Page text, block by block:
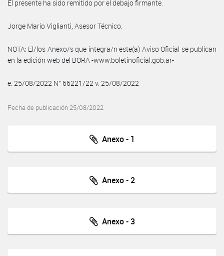
El presente ha sido remitido por el debajo firmante.
Jorge Mario Viglianti, Asesor Técnico.
NOTA: El/los Anexo/s que integra/n este(a) Aviso Oficial se publican
en la edición web del BORA -www.boletinoficial.gob.ar-
e. 25/08/2022 N° 66221/22 v. 25/08/2022
Fecha de publicación 25/08/2022
Anexo - 1
Anexo - 2
Anexo - 3